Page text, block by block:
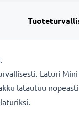
Laturi Mini
latautuu